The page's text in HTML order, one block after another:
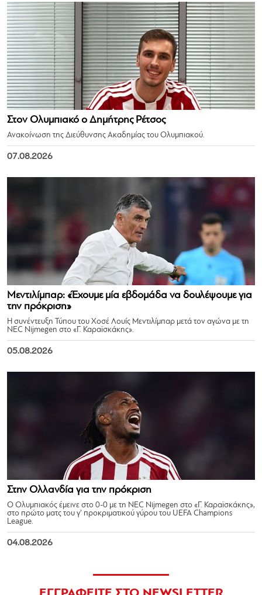
Στον Ολυμπιακό ο Δημήτρης Ρέτσος
Ανακοίνωση της Διεύθυνσης Ακαδημίας του Ολυμπιακού.
07.08.2026
Μεντιλίμπαρ: «Έχουμε μία εβδομάδα να δουλέψουμε για
την πρόκριση»
Η συνέντευξη Τύπου του Χοσέ Λουίς Μεντιλίμπαρ μετά τον αγώνα με τη
NEC Nijmegen στο «Γ. Καραϊσκάκης».
05.08.2026
Στην Ολλανδία για την πρόκριση
Ο Ολυμπιακός έμεινε στο 0-0 με τη NEC Nijmegen στο «Γ. Καραϊσκάκης»,
στο πρώτο ματς του γ’ προκριματικού γύρου του UEFA Champions
League.
04.08.2026